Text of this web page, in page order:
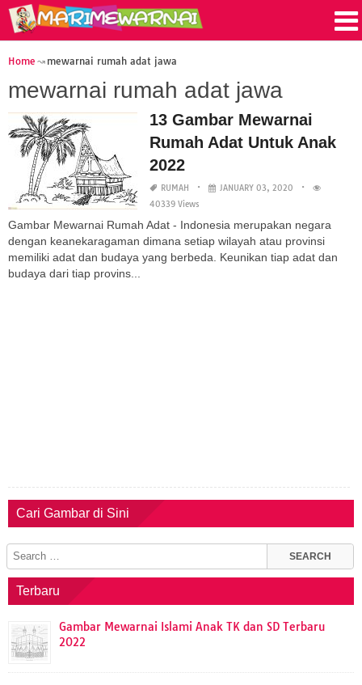
Home mewarnai rumah adat jawa
mewarnai rumah adat jawa
13 Gambar Mewarnai
Rumah Adat Untuk Anak
2022
RUMAH
JANUARY 03, 2020
40339 Views
Gambar Mewarnai Rumah Adat - Indonesia merupakan negara
dengan keanekaragaman dimana setiap wilayah atau provinsi
memiliki adat dan budaya yang berbeda. Keunikan tiap adat dan
budaya dari tiap provins...
Cari Gambar di Sini
Terbaru
Gambar Mewarnai Islami Anak TK dan SD Terbaru
2022